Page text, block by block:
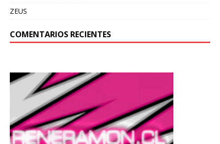
ZEUS
COMENTARIOS RECIENTES